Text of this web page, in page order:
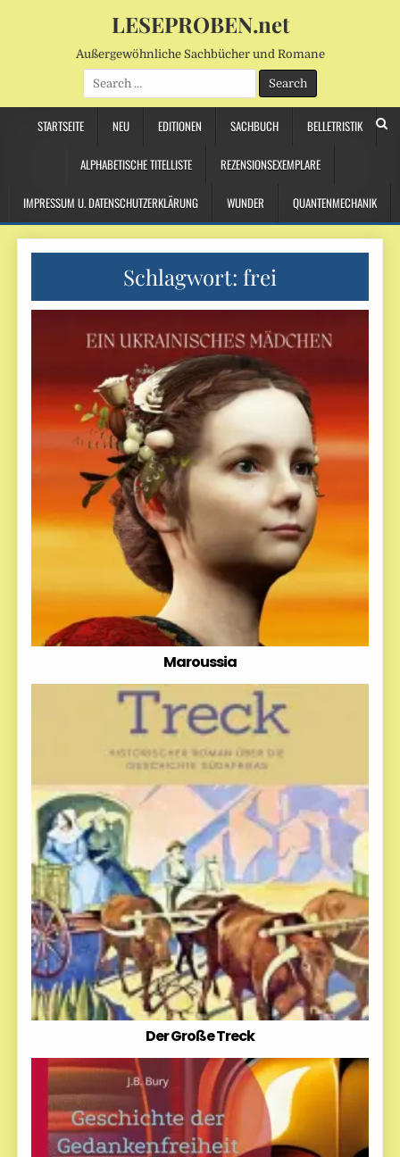
LESEPROBEN.net
Außergewöhnliche Sachbücher und Romane
Search
for:
STARTSEITE NEU EDITIONEN SACHBUCH BELLETRISTIK
ALPHABETISCHE TITELLISTE REZENSIONSEXEMPLARE
IMPRESSUM U. DATENSCHUTZERKLÄRUNG WUNDER QUANTENMECHANIK
Schlagwort: frei
Maroussia
Der Große Treck